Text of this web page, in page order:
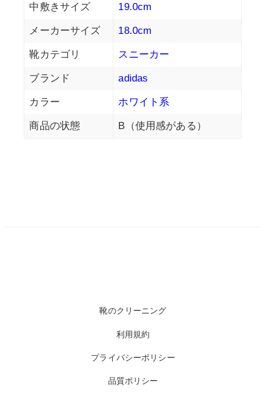
中敷きサイズ 19.0cm
メーカーサイズ 18.0cm
靴カテゴリ スニーカー
ブランド adidas
カラー ホワイト系
商品の状態 B（使用感がある）
靴のクリーニング
利用規約
プライバシーポリシー
品質ポリシー